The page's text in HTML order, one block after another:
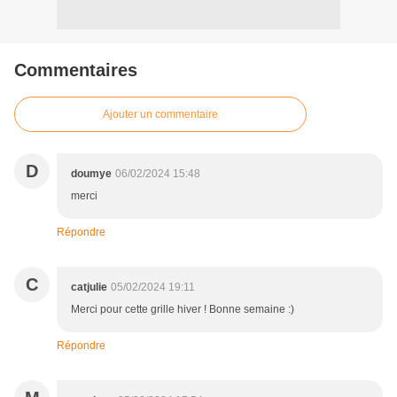
Commentaires
Ajouter un commentaire
D doumye 06/02/2024 15:48
merci
Répondre
C catjulie 05/02/2024 19:11
Merci pour cette grille hiver ! Bonne semaine :)
Répondre